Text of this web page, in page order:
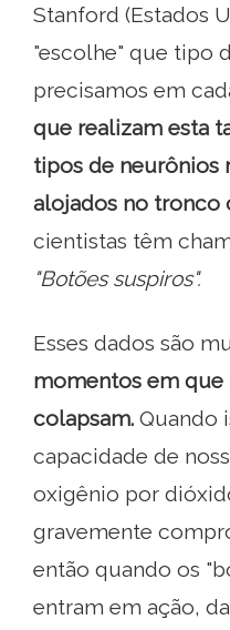
Stanford (Estados
"escolhe" que tipo
precisamos em
que realizam esta
tipos de neurônios
alojados no tronco
cientistas têm
"Botões suspiros".
Esses dados são
momentos em que
colapsam. Quando
capacidade de
oxigênio por
gravemente
então quando os
entram em ação,